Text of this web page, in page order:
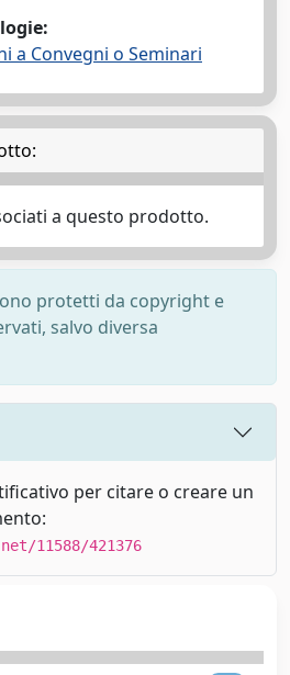
a Convegni o Seminari
a questo prodotto.
protetti da copyright e
salvo diversa
per citare o creare un
11588/421376